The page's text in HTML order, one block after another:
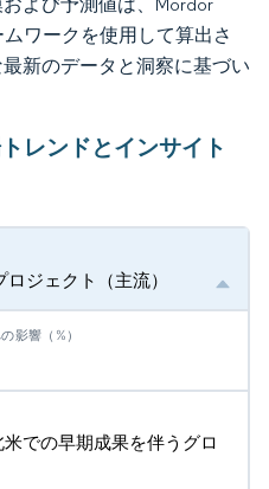
ワークを使用して算出さ
新のデータと洞察に基づい
レンドとインサイト
ジェクト（主流）
での早期成果を伴うグロ